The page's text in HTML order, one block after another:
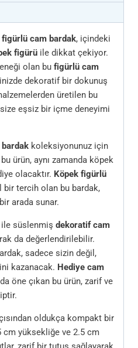
figürlü cam bardak, içindeki
figürü ile dikkat çekiyor.
olan bu figürlü cam
dekoratif bir dokunuş
üretilen bu
size eşsiz bir içme deneyimi
koleksiyonunuz için
ürün, aynı zamanda köpek
olacaktır. Köpek figürlü
bir tercih olan bu bardak,
arada sunar.
ile süslenmiş dekoratif cam
da değerlendirilebilir.
sadece sizin değil,
kazanacak. Hediye cam
öne çıkan bu ürün, zarif ve
oldukça kompakt bir
cm yüksekliğe ve 2.5 cm